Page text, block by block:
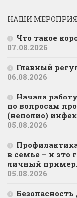
НАШИ
Что такое
07.08.2026
Главный
06.08.2026
Начала
по вопросам
(неполио)
05.08.2026
в семье – и это
личный пример.
05.08.2026